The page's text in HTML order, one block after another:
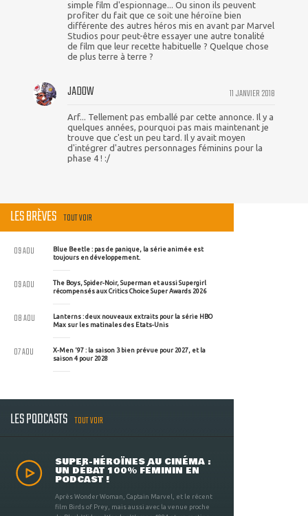
simple film d'espionnage... Ou sinon ils peuvent
profiter du fait que ce soit une héroïne bien
différente des autres héros mis en avant par Marvel
Studios pour peut-être essayer une autre tonalité
de film que leur recette habituelle ? Quelque chose
de plus terre à terre ?
11 JANVIER 2018
JADOW
Arf... Tellement pas emballé par cette annonce. Il y a
quelques années, pourquoi pas mais maintenant je
trouve que c'est un peu tard. Il y avait moyen
d'intégrer d'autres personnages féminins pour la
phase 4 ! :/
LES BRÈVES TOUT VOIR
Blue Beetle : pas de panique, la série animée est
toujours en développement.
09 AOU
The Boys, Spider-Noir, Superman et aussi Supergirl
récompensés aux Critics Choice Super Awards 2026
09 AOU
Lanterns : deux nouveaux extraits pour la série HBO
Max sur les matinales des Etats-Unis
08 AOU
X-Men '97 : la saison 3 bien prévue pour 2027, et la
saison 4 pour 2028
07 AOU
LES PODCASTS TOUT VOIR
SUPER-HÉROÏNES AU CINÉMA :
UN DÉBAT 100% FÉMININ EN
PODCAST !
Après Wonder Woman, Captain Marvel, et le récent
film Birds of Prey, mais aussi avec la venue proche